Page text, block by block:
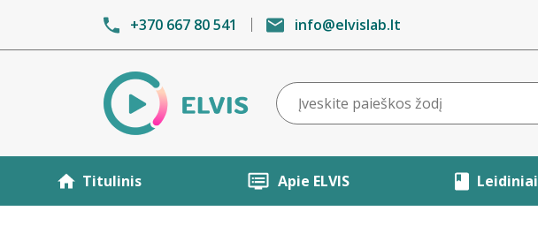
+370 667 80 541 info@elvislab.lt
Titulinis Apie ELVIS Leidiniai